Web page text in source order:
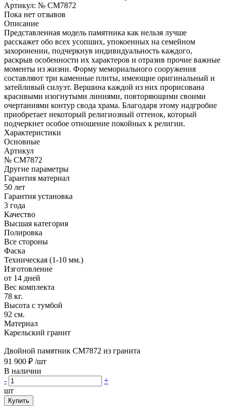
Артикул: № CM7872
Пока нет отзывов
Описание
Представленная модель памятника как нельзя лучше
расскажет обо всех усопших, упокоенных на семейном
захоронении, подчеркнув индивидуальность каждого,
раскрыв особенности их характеров и отразив прочие важные
моменты из жизни. Форму мемориального сооружения
составляют три каменные плиты, имеющие оригинальный и
затейливый силуэт. Вершина каждой из них прорисована
красивыми изогнутыми линиями, повторяющими своими
очертаниями контур свода храма. Благодаря этому надгробие
приобретает некоторый религиозный оттенок, который
подчеркнет особое отношение покойных к религии.
Характеристики
Основные
Артикул
№ CM7872
Другие параметры
Гарантия материал
50 лет
Гарантия установка
3 года
Качество
Высшая категория
Полировка
Все стороны
Фаска
Техническая (1-10 мм.)
Изготовление
от 14 дней
Вес комплекта
78 кг.
Высота с тумбой
92 см.
Материал
Карельский гранит
Двойной памятник CM7872 из гранита
91 900 ₽ /шт
В наличии
-
+
шт
Купить